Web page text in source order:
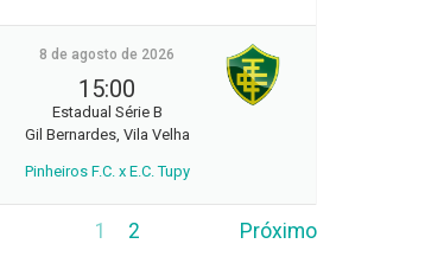
8 de agosto de 2026
15:00
Estadual Série B
Gil Bernardes, Vila Velha
Pinheiros F.C. x E.C. Tupy
1 2 Próximo